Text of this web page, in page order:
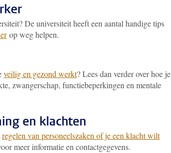
De universiteit heeft een aantal handige tips
op weg helpen.
veilig en gezond werkt? Lees dan verder over hoe je
zwangerschap, functiebeperkingen en mentale
en klachten
regelen van personeelszaken of je een klacht wilt
meer informatie en contactgegevens.